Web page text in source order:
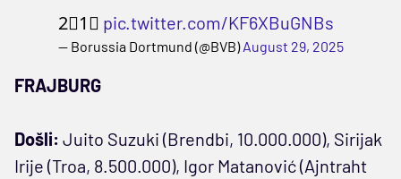
2⃣1⃣ pic.twitter.com/KF6XBuGNBs
— Borussia Dortmund (@BVB)August 29, 2025
FRAJBURG
Došli: Juito Suzuki (Brendbi, 10.000.000), Sirijak
Irije (Troa, 8.500.000), Igor Matanović (Ajntraht